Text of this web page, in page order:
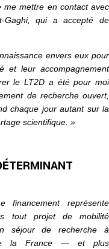
me mettre en contact avec
Gaghi, qui a accepté de
envers eux pour
et leur accompagnement
le LT2D a été pour moi
de recherche ouvert,
chaque jour autant sur la
scientifique. »
financement représente
tout projet de mobilité
séjour de recherche à
la France — et plus